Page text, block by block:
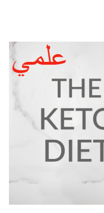
فؤاد